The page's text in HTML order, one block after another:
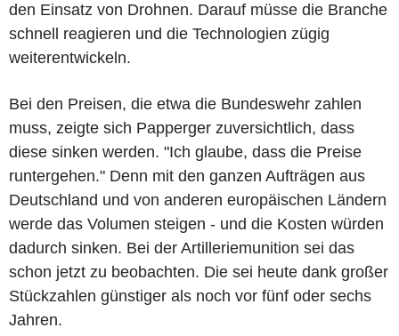
den Einsatz von Drohnen. Darauf müsse die Branche
schnell reagieren und die Technologien zügig
weiterentwickeln.
Bei den Preisen, die etwa die Bundeswehr zahlen
muss, zeigte sich Papperger zuversichtlich, dass
diese sinken werden. "Ich glaube, dass die Preise
runtergehen." Denn mit den ganzen Aufträgen aus
Deutschland und von anderen europäischen Ländern
werde das Volumen steigen - und die Kosten würden
dadurch sinken. Bei der Artilleriemunition sei das
schon jetzt zu beobachten. Die sei heute dank großer
Stückzahlen günstiger als noch vor fünf oder sechs
Jahren.